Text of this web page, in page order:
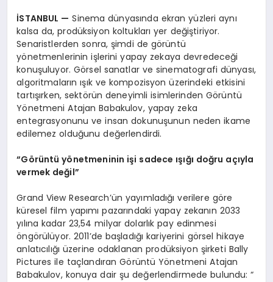
İSTANBUL — Sinema dünyasında ekran yüzleri aynı
kalsa da, prodüksiyon koltukları yer değiştiriyor.
Senaristlerden sonra, şimdi de görüntü
yönetmenlerinin işlerini yapay zekaya devredeceği
konuşuluyor. Görsel sanatlar ve sinematografi dünyası,
algoritmaların ışık ve kompozisyon üzerindeki etkisini
tartışırken, sektörün deneyimli isimlerinden Görüntü
Yönetmeni Atajan Babakulov, yapay zeka
entegrasyonunu ve insan dokunuşunun neden ikame
edilemez olduğunu değerlendirdi.
“Görüntü yönetmeninin işi sadece ışığı doğru açıyla
vermek değil”
Grand View Research’ün yayımladığı verilere göre
küresel film yapımı pazarındaki yapay zekanın 2033
yılına kadar 23,54 milyar dolarlık pay edinmesi
öngörülüyor. 2011’de başladığı kariyerini görsel hikaye
anlatıcılığı üzerine odaklanan prodüksiyon şirketi Bally
Pictures ile taçlandıran Görüntü Yönetmeni Atajan
Babakulov, konuya dair şu değerlendirmede bulundu: “